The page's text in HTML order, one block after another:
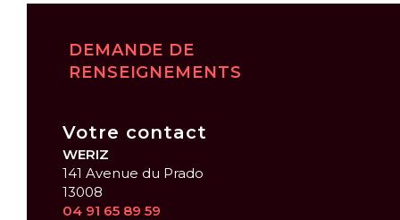
DEMANDE DE
RENSEIGNEMENTS
Votre contact
WERIZ
141 Avenue du Prado
13008
04 91 65 89 59